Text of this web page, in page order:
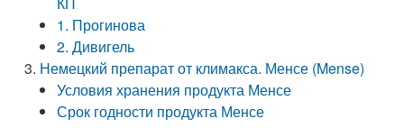
1. Прогинова
2. Дивигель
Немецкий препарат от климакса. Менсе (Mense)
Условия хранения продукта Менсе
Срок годности продукта Менсе